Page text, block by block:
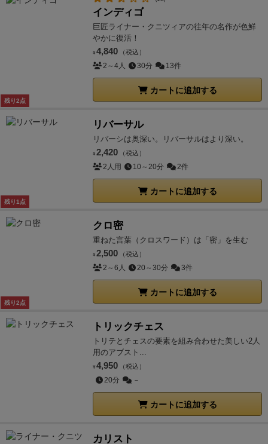
残り2点
インディゴ
巨匠ライナー・クニツィアの往年の名作が色鮮
やかに復活！
¥ 4,840 （税込）
2～4人 30分 13件
カートに追加する
残り1点
リバーサル
リバーシは奥深い。リバーサルはより深い。
¥ 2,420 （税込）
2人用 10～20分 2件
カートに追加する
残り2点
クロ密
重ねた言葉（クロスワード）は「密」を生む
¥ 2,500 （税込）
2～6人 20～30分 3件
カートに追加する
トリックチェス
トリテとチェスの要素を組み合わせた美しい2人
用のアブスト...
¥ 4,950 （税込）
20分 －
カートに追加する
カリスト